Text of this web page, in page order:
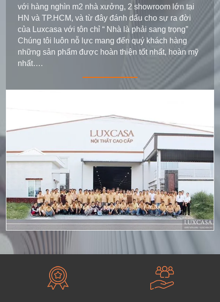
với hàng nghìn m2 nhà xưởng, 2 showroom lớn tại
HN và TP.HCM, và từ đây đánh dấu cho sự ra đời
của Luxcasa với tôn chỉ “ Nhà là phải sang trọng”
Chúng tôi luôn nỗ lực mang đến quý khách hàng
những sản phẩm được hoàn thiện tốt nhất, hoàn mỹ
nhất….